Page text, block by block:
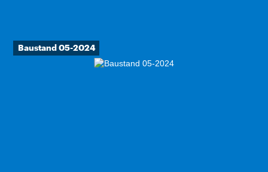
Baustand 05-2024